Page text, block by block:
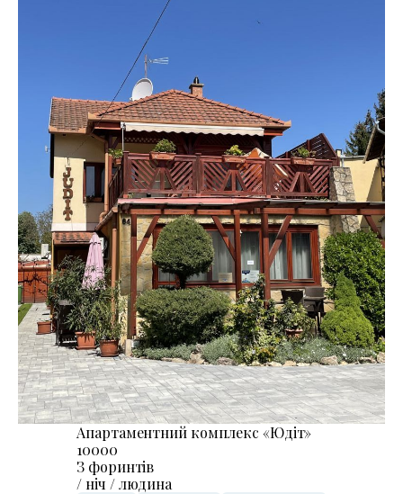
Апартаментний комплекс «Юдіт»
10000
З форинтів
/ ніч / людина